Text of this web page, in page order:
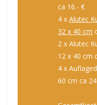
ca 16.- €
4 x Alutec
32 x 40 cm
2 x Alutec
12 x 40 cm
4 x
60 cm ca